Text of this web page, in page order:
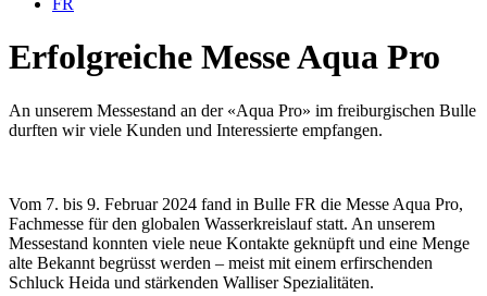
Erfolgreiche Messe Aqua Pro
An unserem Messestand an der «Aqua Pro» im freiburgischen Bulle
durften wir viele Kunden und Interessierte empfangen.
Vom 7. bis 9. Februar 2024 fand in Bulle FR die Messe Aqua Pro,
Fachmesse für den globalen Wasserkreislauf statt. An unserem
Messestand konnten viele neue Kontakte geknüpft und eine Menge
alte Bekannt begrüsst werden – meist mit einem erfirschenden
Schluck Heida und stärkenden Walliser Spezialitäten.